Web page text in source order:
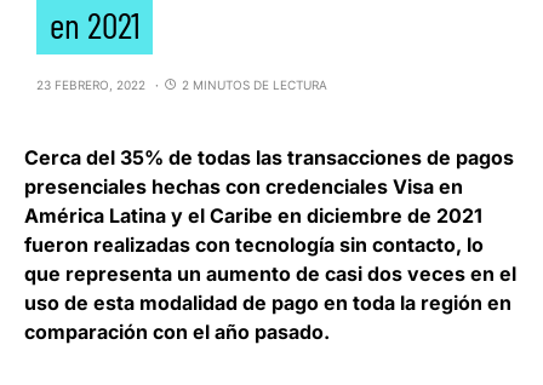
en 2021
23 FEBRERO, 2022 2 MINUTOS DE LECTURA
Cerca del 35% de todas las transacciones de pagos
presenciales hechas con credenciales Visa en
América Latina y el Caribe en diciembre de 2021
fueron realizadas con tecnología sin contacto, lo
que representa un aumento de casi dos veces en el
uso de esta modalidad de pago en toda la región en
comparación con el año pasado.